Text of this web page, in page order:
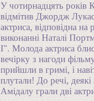
У чотирнадцять років
відмітив Джордж
актриса, відповідна
виконанні Наталі
I". Молода актриса
вечірку з нагоди
прийшли в гримі, і
плутали! До речі,
Амідалу грали дві